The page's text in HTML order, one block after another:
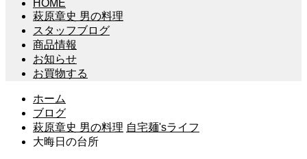
HOME
萩原章史 男の料理
スタッフブログ
商品情報
お知らせ
お買物する
ホーム
ブログ
萩原章史 男の料理 自宅麺'sライフ
大晦日の台所